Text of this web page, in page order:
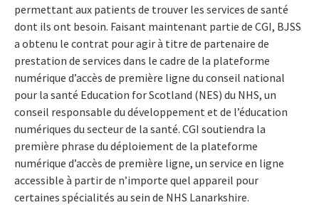
permettant aux patients de trouver les services de santé
dont ils ont besoin. Faisant maintenant partie de CGI, BJSS
a obtenu le contrat pour agir à titre de partenaire de
prestation de services dans le cadre de la plateforme
numérique d’accès de première ligne du conseil national
pour la santé Education for Scotland (NES) du NHS, un
conseil responsable du développement et de l’éducation
numériques du secteur de la santé. CGI soutiendra la
première phrase du déploiement de la plateforme
numérique d’accès de première ligne, un service en ligne
accessible à partir de n’importe quel appareil pour
certaines spécialités au sein de NHS Lanarkshire.